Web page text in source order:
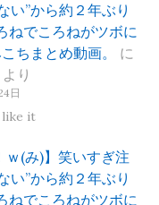
い”から約２年ぶり
ねでころねがツボに
ちまとめ動画。
に
り
日
like it
ｗ(み)】笑いすぎ注
い”から約２年ぶり
ねでころねがツボに